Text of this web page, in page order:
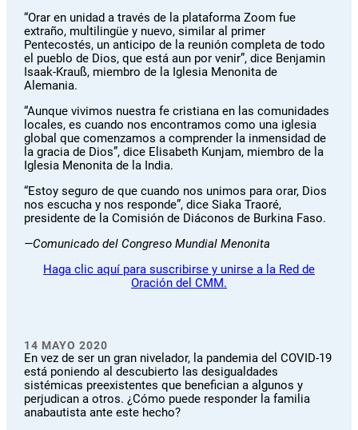
“Orar en unidad a través de la plataforma Zoom fue
extraño, multilingüe y nuevo, similar al primer
Pentecostés, un anticipo de la reunión completa de todo
el pueblo de Dios, que está aun por venir”, dice Benjamin
Isaak-Krauß, miembro de la Iglesia Menonita de
Alemania.
“Aunque vivimos nuestra fe cristiana en las comunidades
locales, es cuando nos encontramos como una iglesia
global que comenzamos a comprender la inmensidad de
la gracia de Dios”, dice Elisabeth Kunjam, miembro de la
Iglesia Menonita de la India.
“Estoy seguro de que cuando nos unimos para orar, Dios
nos escucha y nos responde”, dice Siaka Traoré,
presidente de la Comisión de Diáconos de Burkina Faso.
—Comunicado del Congreso Mundial Menonita
Haga clic aquí para suscribirse y unirse a la Red de
Oración del CMM.
14 MAYO 2020
En vez de ser un gran nivelador, la pandemia del COVID-19
está poniendo al descubierto las desigualdades
sistémicas preexistentes que benefician a algunos y
perjudican a otros. ¿Cómo puede responder la familia
anabautista ante este hecho?